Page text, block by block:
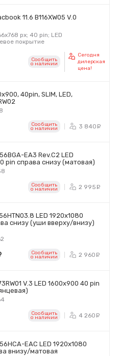
11.6 B116XW05 V.0
px; 40 pin; LED
покрытие
руб.Сообщить
o наличии
Сегодня
дилерская
цена!
40pin, SLIM, LED,
Сообщить
o наличии 3 840
EA3 Rev.C2 LED
pin справа снизу (матовая)
Сообщить
o наличии 2 995
LED 1920x1080
снизу (уши вверху/внизу)
руб.Сообщить
o наличии 2 960
V.3 LED 1600x900 40 pin
Сообщить
o наличии 4 260
EAC LED 1920x1080
внизу/матовая